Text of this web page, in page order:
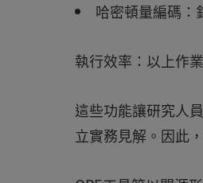
哈密頓量編碼：
執行效率：以上作
這些功能讓研究人
立實務見解。因此